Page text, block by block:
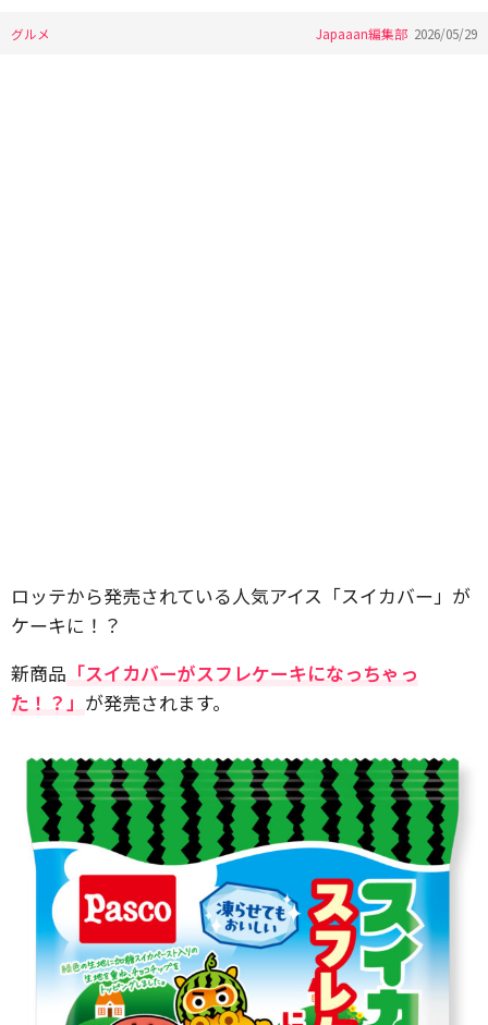
グルメ Japaaan編集部 2026/05/29
ロッテから発売されている人気アイス「スイカバー」が
ケーキに！？
新商品 「スイカバーがスフレケーキになっちゃっ
た！？」 が発売されます。